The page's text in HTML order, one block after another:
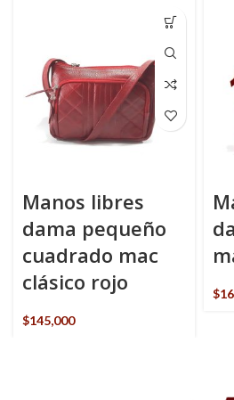
Manos libres
dama pequeño
cuadrado mac
clásico rojo
$145,000
$